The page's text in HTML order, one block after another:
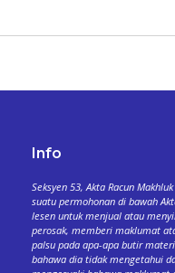
Info
Seksyen 53, Akta Racun
suatu permohonan di bawah
lesen untuk menjual atau
perosak, memberi maklumat
palsu pada apa-apa butir
bahawa dia tidak mengetahui